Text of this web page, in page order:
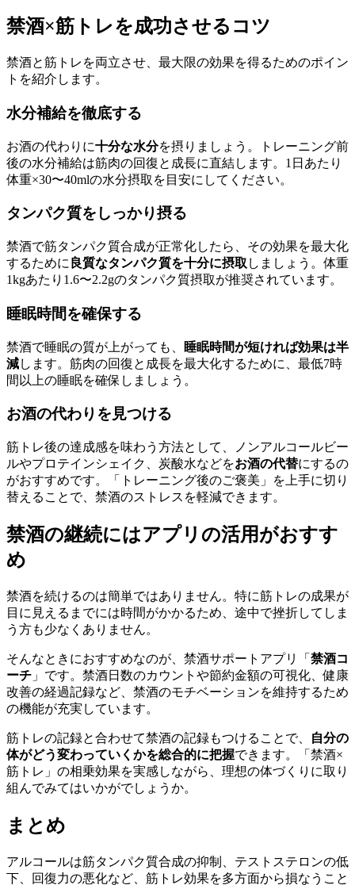
禁酒×筋トレを成功させるコツ
禁酒と筋トレを両立させ、最大限の効果を得るためのポイン
トを紹介します。
水分補給を徹底する
お酒の代わりに十分な水分を摂りましょう。トレーニング前
後の水分補給は筋肉の回復と成長に直結します。1日あたり
体重×30〜40mlの水分摂取を目安にしてください。
タンパク質をしっかり摂る
禁酒で筋タンパク質合成が正常化したら、その効果を最大化
するために 良質なタンパク質を十分に摂取 しましょう。体重
1kgあたり1.6〜2.2gのタンパク質摂取が推奨されています。
睡眠時間を確保する
禁酒で睡眠の質が上がっても、
睡眠時間が短ければ効果は半
減します。筋肉の回復と成長を最大化するために、最低7時
間以上の睡眠を確保しましょう。
お酒の代わりを見つける
筋トレ後の達成感を味わう方法として、ノンアルコールビー
ルやプロテインシェイク、炭酸水などをお酒の代替にするの
がおすすめです。「トレーニング後のご褒美」を上手に切り
替えることで、禁酒のストレスを軽減できます。
禁酒の継続にはアプリの活用がおすす
め
禁酒を続けるのは簡単ではありません。特に筋トレの成果が
目に見えるまでには時間がかかるため、途中で挫折してしま
う方も少なくありません。
そんなときにおすすめなのが、禁酒サポートアプリ「 禁酒コ
ーチ 」です。禁酒日数のカウントや節約金額の可視化、健康
改善の経過記録など、禁酒のモチベーションを維持するため
の機能が充実しています。
筋トレの記録と合わせて禁酒の記録もつけることで、
自分の
体がどう変わっていくかを総合的に把握できます。「禁酒×
筋トレ」の相乗効果を実感しながら、理想の体づくりに取り
組んでみてはいかがでしょうか。
まとめ
アルコールは筋タンパク質合成の抑制、テストステロンの低
下、回復力の悪化など、筋トレ効果を多方面から損なうこと